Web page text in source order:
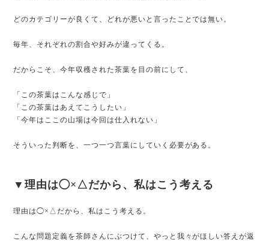
どのカテゴリーが良くて、どれが悪いと言ったことでは無い。
毎年、それぞれの割合や好みが違ってくる。
だからこそ、今年収穫された茶葉を目の前にして、
「この茶葉はこんな感じで」
「この茶葉はあえてこうしたい」
「今年はここの山場は今回は仕入れない」
そういった判断を、一つ一つ言葉にしていく必要がある。
▼理由は◯×△だから、私はこう考える
理由は◯×△だから、私はこう考える。
こんな問題定義を茶師さんにぶつけて、やっと我々がほしい答えが返